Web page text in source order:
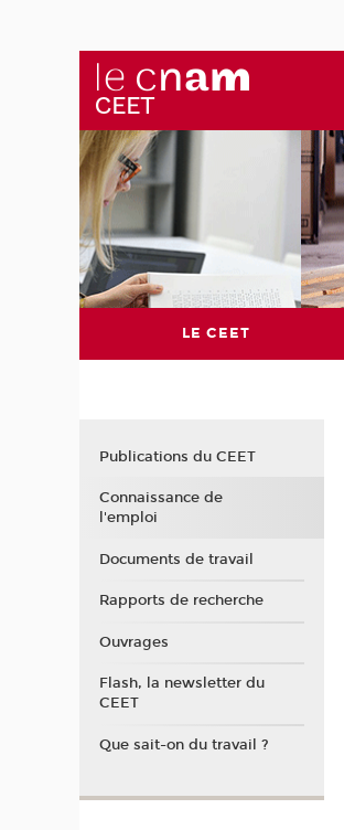
LE CEET
Publications du CEET
Connaissance de
l'emploi
Documents de travail
Rapports de recherche
Ouvrages
Flash, la newsletter du
CEET
Que sait-on du travail ?